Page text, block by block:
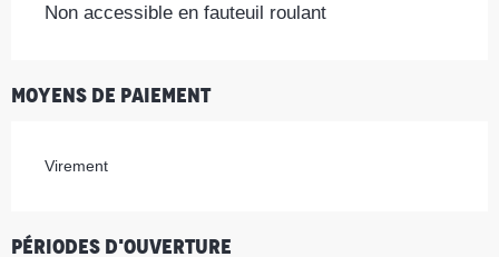
Non accessible en fauteuil roulant
Moyens de paiement
Virement
Périodes d'ouverture